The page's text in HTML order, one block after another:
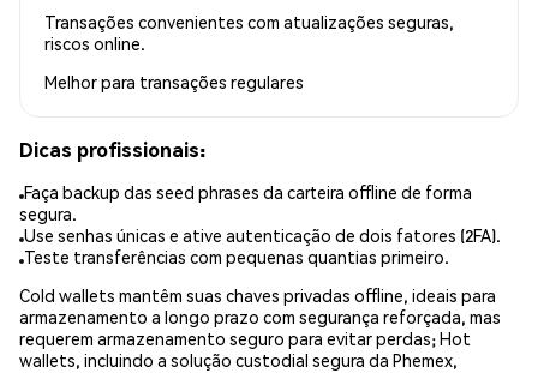
Transações convenientes com atualizações seguras,
riscos online.
Melhor para transações regulares
Dicas profissionais:
Faça backup das seed phrases da carteira offline de forma
segura.
Use senhas únicas e ative autenticação de dois fatores (2FA).
Teste transferências com pequenas quantias primeiro.
Cold wallets mantêm suas chaves privadas offline, ideais para
armazenamento a longo prazo com segurança reforçada, mas
requerem armazenamento seguro para evitar perdas; Hot
wallets, incluindo a solução custodial segura da Phemex,